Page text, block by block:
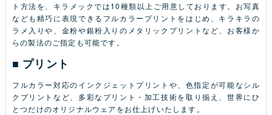
ト方法を、キラメックでは10種類以上ご用意しております。お写真
なども精巧に表現できるフルカラープリントをはじめ、キラキラの
ラメ入りや、金粉や銀粉入りのメタリックプリントなど、お客様か
らの製法のご指定も可能です。
プリント
フルカラー対応のインクジェットプリントや、色指定が可能なシル
クプリントなど、多彩なプリント・加工技術を取り揃え、世界にひ
とつだけのオリジナルウェアをお仕上げいたします。